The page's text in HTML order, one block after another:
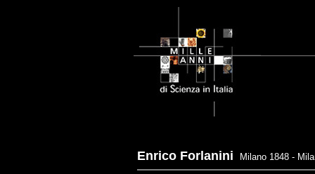
Enrico Forlanini Milano 1848 -